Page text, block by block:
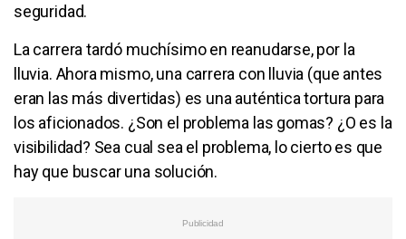
seguridad.
La carrera tardó muchísimo en reanudarse, por la
lluvia. Ahora mismo, una carrera con lluvia (que antes
eran las más divertidas) es una auténtica tortura para
los aficionados. ¿Son el problema las gomas? ¿O es la
visibilidad? Sea cual sea el problema, lo cierto es que
hay que buscar una solución.